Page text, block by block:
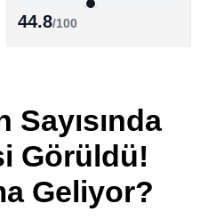
Youtube
TikTok
Pinterest
44.8/100
Sayısında
Görüldü!
Geliyor?